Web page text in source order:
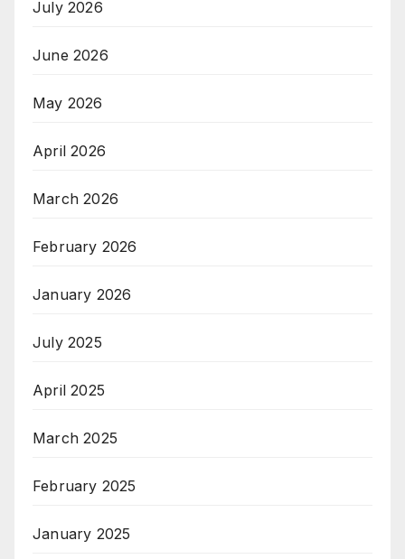
July 2026
June 2026
May 2026
April 2026
March 2026
February 2026
January 2026
July 2025
April 2025
March 2025
February 2025
January 2025